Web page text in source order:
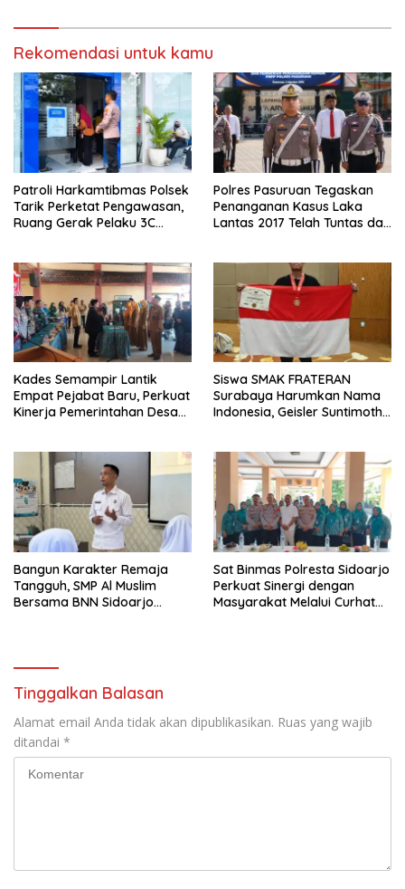
Rekomendasi untuk kamu
Patroli Harkamtibmas Polsek
Tarik Perketat Pengawasan,
Ruang Gerak Pelaku 3C
Polres Pasuruan Tegaskan
Penanganan Kasus Laka
Lantas 2017 Telah Tuntas dan
Kades Semampir Lantik
Empat Pejabat Baru, Perkuat
Kinerja Pemerintahan Desa
Siswa SMAK FRATERAN
Surabaya Harumkan Nama
Indonesia, Geisler Suntimothy
Bangun Karakter Remaja
Tangguh, SMP Al Muslim
Bersama BNN Sidoarjo
Sat Binmas Polresta Sidoarjo
Perkuat Sinergi dengan
Masyarakat Melalui Curhat
Tinggalkan Balasan
Alamat email Anda tidak akan dipublikasikan. Ruas yang wajib
ditandai *